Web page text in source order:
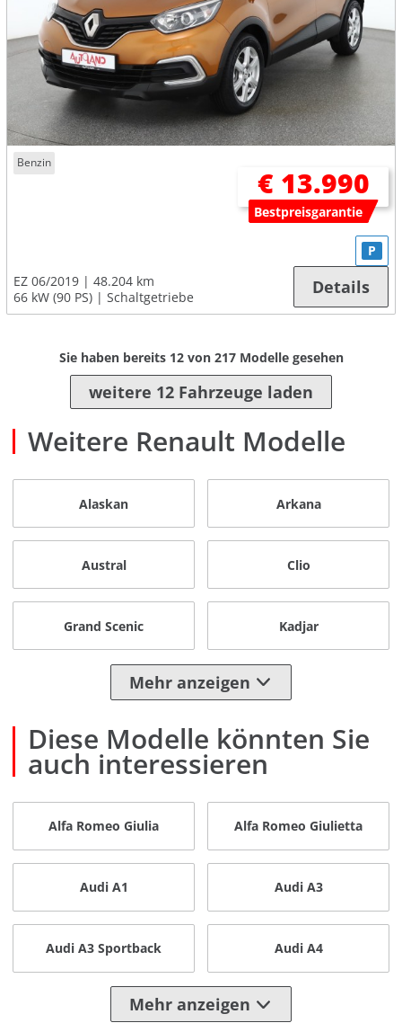
Benzin
€ 13.990
Bestpreisgarantie
EZ 06/2019
48.204 km
66 kW (90 PS)
Schaltgetriebe
P
Details
Sie haben bereits 12von 217Modelle gesehen
weitere 12 Fahrzeuge laden
Weitere Renault Modelle
Alaskan Arkana
Austral Clio
Grand Scenic Kadjar
Mehr anzeigen
Diese Modelle könnten Sie
auch interessieren
Alfa Romeo Giulia Alfa Romeo Giulietta
Audi A1 Audi A3
Audi A3 Sportback Audi A4
Mehr anzeigen